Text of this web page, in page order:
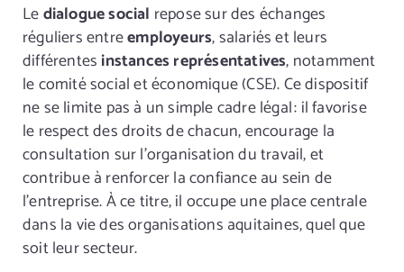
Ledialogue social repose sur des échanges
réguliers entreemployeurs, salariés et leurs
différentes instances représentatives, notamment
le comité social et économique (CSE). Ce dispositif
ne se limite pas à un simple cadre légal : il favorise
le respect des droits de chacun, encourage la
consultation sur l’organisation du travail, et
contribue à renforcer la confiance au sein de
l’entreprise. À ce titre, il occupe une place centrale
dans la vie des organisations aquitaines, quel que
soit leur secteur.